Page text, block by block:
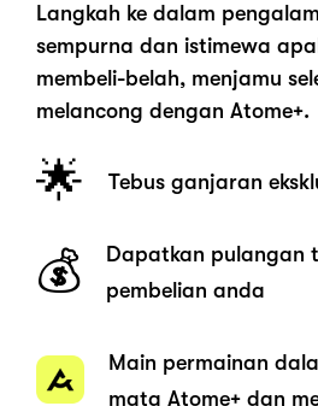
Langkah ke dalam
sempurna dan istimewa
membeli-belah, menjamu
melancong dengan Atome+.
🌟 Tebus ganjaran
💰
Dapatkan pulangan
pembelian anda
Main permainan
mata Atome+ dan